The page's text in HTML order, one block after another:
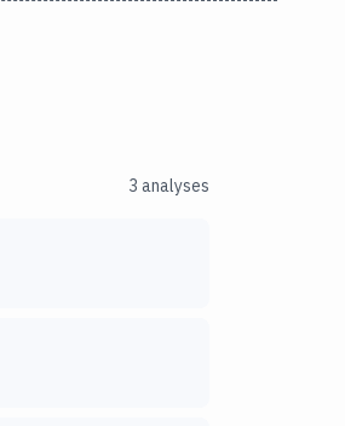
3 analyses